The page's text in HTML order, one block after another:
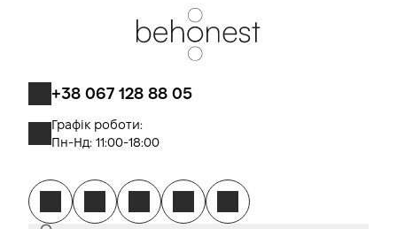
+38 067 128 88 05
Графік роботи:
Пн-Нд: 11:00-18:00